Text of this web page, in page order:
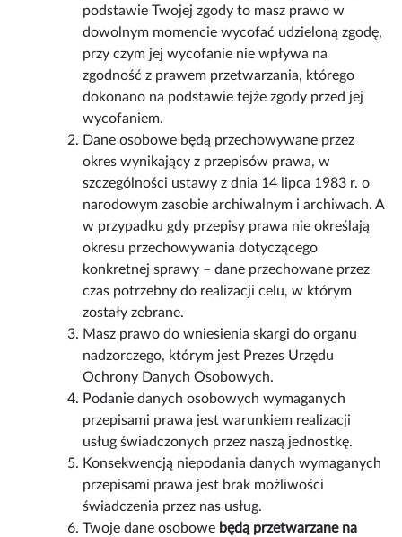
podstawie Twojej zgody to masz prawo w
dowolnym momencie wycofać udzieloną zgodę,
przy czym jej wycofanie nie wpływa na
zgodność z prawem przetwarzania, którego
dokonano na podstawie tejże zgody przed jej
wycofaniem.
Dane osobowe będą przechowywane przez
okres wynikający z przepisów prawa, w
szczególności ustawy z dnia 14 lipca 1983 r. o
narodowym zasobie archiwalnym i archiwach. A
w przypadku gdy przepisy prawa nie określają
okresu przechowywania dotyczącego
konkretnej sprawy – dane przechowane przez
czas potrzebny do realizacji celu, w którym
zostały zebrane.
Masz prawo do wniesienia skargi do organu
nadzorczego, którym jest Prezes Urzędu
Ochrony Danych Osobowych.
Podanie danych osobowych wymaganych
przepisami prawa jest warunkiem realizacji
usług świadczonych przez naszą jednostkę.
Konsekwencją niepodania danych wymaganych
przepisami prawa jest brak możliwości
świadczenia przez nas usług.
Twoje dane osobowe będą przetwarzane na